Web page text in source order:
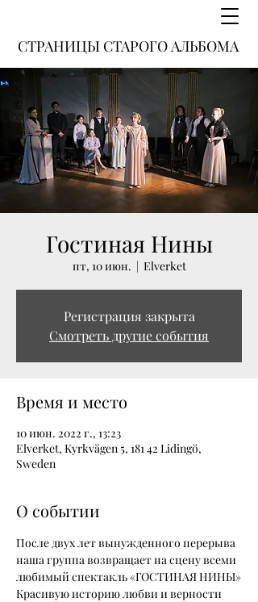
СТРАНИЦЫ СТАРОГО АЛЬБОМА
Гостиная Нины
пт, 10 июн.
  |
Elverket
Регистрация закрыта
Смотреть другие события
Время и место
10 июн. 2022 г., 13:23
Elverket, Kyrkvägen 5, 181 42 Lidingö,
Sweden
О событии
После двух лет вынужденного перерыва
наша группа возвращает на сцену всеми
любимый спектакль «ГОСТИНАЯ НИНЫ»
Красивую историю любви и верности